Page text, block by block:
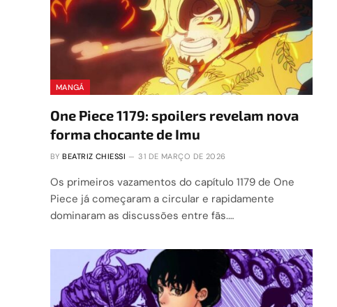
MANGÁ
One Piece 1179: spoilers revelam nova
forma chocante de Imu
BY BEATRIZ CHIESSI 31 DE MARÇO DE 2026
Os primeiros vazamentos do capítulo 1179 de One
Piece já começaram a circular e rapidamente
dominaram as discussões entre fãs.…